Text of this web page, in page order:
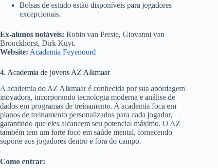
Bolsas de estudo estão disponíveis para jogadores
excepcionais.
Ex-alunos notáveis: Robin van Persie, Giovanni van
Bronckhorst, Dirk Kuyt.
Website: Academia Feyenoord
4. Academia de jovens AZ Alkmaar
A academia do AZ Alkmaar é conhecida por sua abordagem
inovadora, incorporando tecnologia moderna e análise de
dados em programas de treinamento. A academia foca em
planos de treinamento personalizados para cada jogador,
garantindo que eles alcancem seu potencial máximo. O AZ
também tem um forte foco em saúde mental, fornecendo
suporte aos jogadores dentro e fora do campo.
Como entrar: